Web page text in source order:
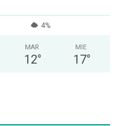
4%
MAR
12°
MIE
17°